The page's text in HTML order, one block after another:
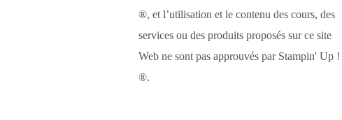
®, et l’utilisation et le contenu des cours, des
services ou des produits proposés sur ce site
Web ne sont pas approuvés par Stampin' Up !
®.